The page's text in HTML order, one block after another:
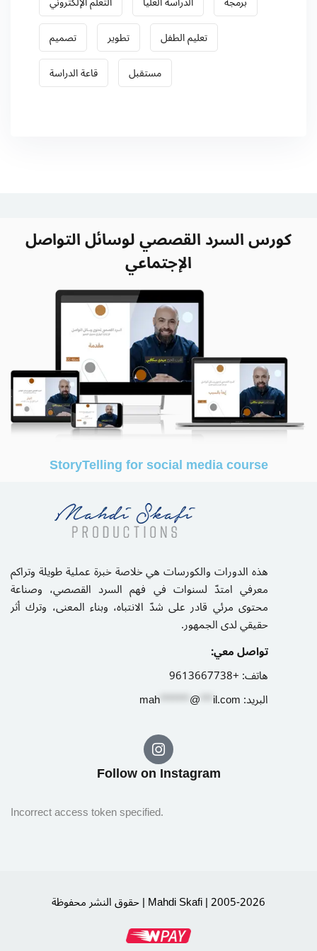
تصميم
تطوير
تعليم الطفل
قاعة الدراسة
مستقبل
كورس السرد القصصي لوسائل التواصل
الإجتماعي
StoryTelling for social media course
هذه الدورات والكورسات هي خلاصة خبرة عملية طويلة وتراكم
معرفي امتدّ لسنوات في فهم السرد القصصي، وصناعة
محتوى مرئي قادر على شدّ الانتباه، وبناء المعنى، وترك أثر
حقيقي لدى الجمهور.
تواصل معي:
هاتف:+9613667738
البريد:
mah*******@***il.com
Follow on Instagram​
Incorrect access token specified.
حقوق النشر محفوظة | Mahdi Skafi | 2005-2026